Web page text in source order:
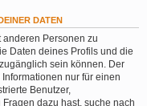
DATEN
anderen Personen zu
Daten deines Profils und die
sein können. Der
nur für einen
Benutzer,
dazu hast, suche nach